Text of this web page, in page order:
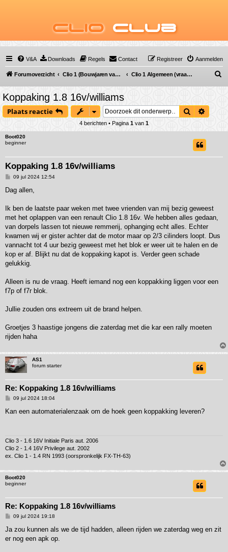
Clio Club
V&A Downloads Regels Contact Aanmelden
Registreer
Forumoverzicht Clio 1 (Bouwjaren van 1990 tot 1998) Clio 1 Algemeen (vraag & antwoord)
o
Koppaking 1.8 16v/williams
Plaats reactie Zoek
4 berichten • Pagina 1 van 1
Boot020
beginner
Koppaking 1.8 16v/williams
B
r
h
09 jul 2024 12:54
Dag allen,
Ik ben de laatste paar weken met twee vrienden van mij bezig geweest
met het oplappen van een renault Clio 1.8 16v. We hebben alles gedaan,
van dorpels lassen tot nieuwe remmerij, ophanging echt alles. Echter
kwamen wij er gister achter dat de motor maar op 2/3 cilinders loopt. Dus
vannacht tot 4 uur bezig geweest met het blok er weer uit te halen en de
kop er af. Blijkt nu dat de koppaking kapot is. Verder geen schade
gelukkig.
Alleen is nu de vraag. Heeft iemand nog een koppakking liggen voor een
f7p of f7r blok.
Jullie zouden ons extreem uit de brand helpen.
Groetjes 3 haastige jongens die zaterdag met die kar een rally moeten
rijden haha
AS1
forum starter
Re: Koppaking 1.8 16v/williams
B
r
09 jul 2024 18:04
Kan een automaterialenzaak om de hoek geen koppakking leveren?
Clio 3 - 1.6 16V Initiale Paris aut. 2006
Clio 2 - 1.4 16V Privilege aut. 2002
ex. Clio 1 - 1.4 RN 1993 (oorspronkelijk FX-TH-63)
Boot020
beginner
Re: Koppaking 1.8 16v/williams
B
r
c
09 jul 2024 19:18
Ja zou kunnen als we de tijd hadden, alleen rijden we zaterdag weg en zit
er nog een apk op.